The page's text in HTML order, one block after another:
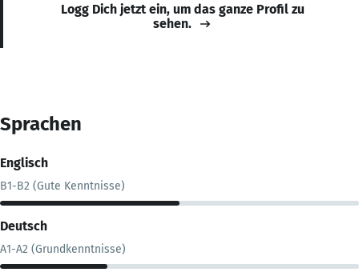
Logg Dich jetzt ein, um das ganze Profil zu
sehen.
Sprachen
Englisch
B1-B2 (Gute Kenntnisse)
Deutsch
A1-A2 (Grundkenntnisse)